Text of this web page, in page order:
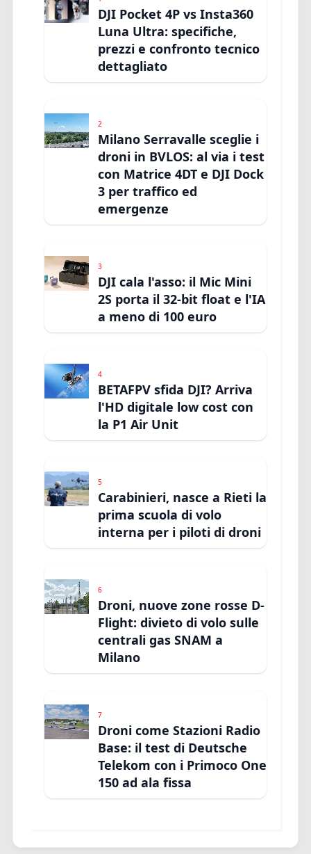
DJI Pocket 4P vs Insta360
Luna Ultra: specifiche,
prezzi e confronto tecnico
dettagliato
2
Milano Serravalle sceglie i
droni in BVLOS: al via i test
con Matrice 4DT e DJI Dock
3 per traffico ed
emergenze
3
DJI cala l'asso: il Mic Mini
2S porta il 32-bit float e l'IA
a meno di 100 euro
4
BETAFPV sfida DJI? Arriva
l'HD digitale low cost con
la P1 Air Unit
5
Carabinieri, nasce a Rieti la
prima scuola di volo
interna per i piloti di droni
6
Droni, nuove zone rosse D-
Flight: divieto di volo sulle
centrali gas SNAM a
Milano
7
Droni come Stazioni Radio
Base: il test di Deutsche
Telekom con i Primoco One
150 ad ala fissa